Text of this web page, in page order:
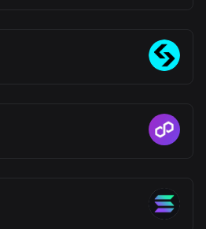
its future. For now, BLEND stands as
one that reflects where Web3
but also one that carries the
discussed or investment,
Qualified professionals should be
decisions.